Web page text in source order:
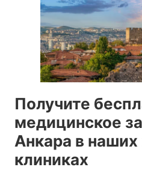
Получите
медицинское
Анкара в
клиниках